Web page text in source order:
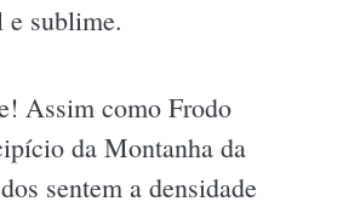
e sublime.
Assim como Frodo
da Montanha da
sentem a densidade